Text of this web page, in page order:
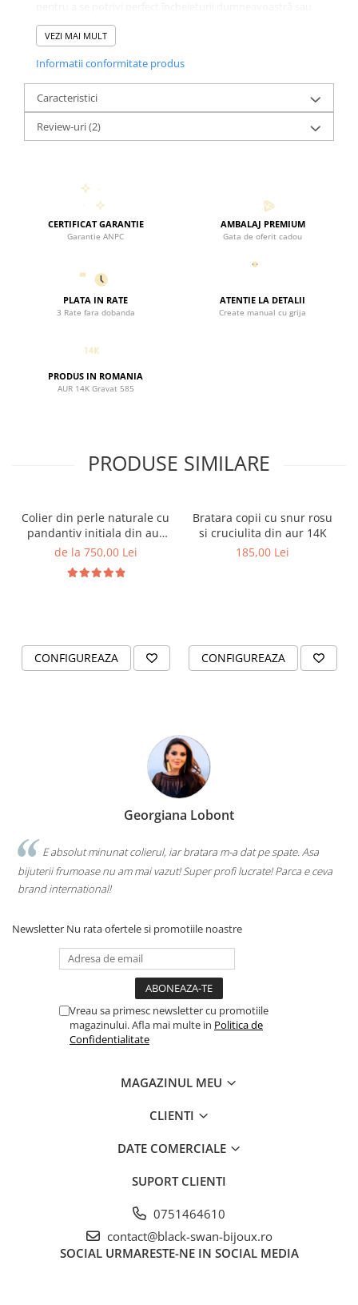
pentru a vă adapta stilul personal.
Acest colier se remarcă prin simplitatea sa elegantă și se
detaliu al bijuteriei reflectă complexitatea și profunzimea
inimii umane.
Fiecare colier este creat cu atenție la detalii, asigurându-se că
purtați o bijuterie de cea mai înaltă calitate. Alegeți acest
colier pentru a vă exprima stilul personal și pentru a purta
cu dumneavoastră simboluri ale emoțiilor și stărilor de
VEZI MAI MULT
Informatii conformitate produs
Caracteristici
Review-uri(2)
CERTIFICAT GARANTIE
Garantie ANPC
AMBALAJ PREMIUM
Gata de oferit cadou
PLATA IN RATE
3 Rate fara dobanda
ATENTIE LA DETALII
Create manual cu grija
PRODUS IN ROMANIA
AUR 14K Gravat 585
PRODUSE SIMILARE
Colier din perle naturale cu
pandantiv initiala din aur
14K si bilute din aur 14K de
de la 750,00 Lei
CONFIGUREAZA
Bratara copii cu snur rosu
si cruciulita din aur 14K
185,00 Lei
CONFIGUREAZA
Georgiana Lobont
E absolut minunat colierul, iar bratara m-a dat pe spate. Asa
bijuterii frumoase nu am mai vazut! Super profi lucrate! Parca e ceva
brand international!
Newsletter Nu rata ofertele si promotiile noastre
Vreau sa primesc newsletter cu promotiile
magazinului. Afla mai multe in Politica de
Confidentialitate
MAGAZINUL MEU
CLIENTI
DATE COMERCIALE
SUPORT CLIENTI
0751464610
contact@black-swan-bijoux.ro
SOCIAL URMARESTE-NE IN SOCIAL MEDIA